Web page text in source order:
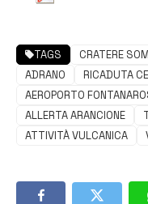
TAGS CRATERE
ADRANO
RICADUTA
AEROPORTO
ALLERTA ARANCIONE
ATTIVITÀ VULCANICA